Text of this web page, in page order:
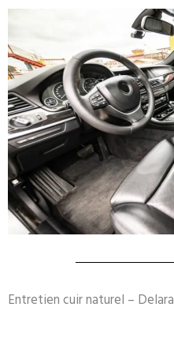
Entretien cuir naturel – Delara